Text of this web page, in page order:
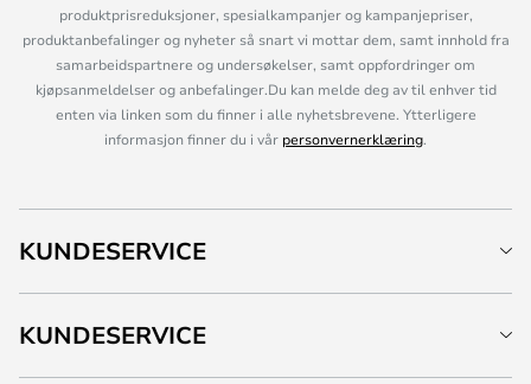
produktprisreduksjoner, spesialkampanjer og kampanjepriser,
produktanbefalinger og nyheter så snart vi mottar dem, samt innhold fra
samarbeidspartnere og undersøkelser, samt oppfordringer om
kjøpsanmeldelser og anbefalinger.Du kan melde deg av til enhver tid
enten via linken som du finner i alle nyhetsbrevene. Ytterligere
informasjon finner du i vår personvernerklæring.
KUNDESERVICE
KUNDESERVICE